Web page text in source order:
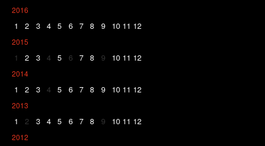
2016
1 2 3 4 5 6 7 8 9 10 11 12
2015
1 2 3 4 5 6 7 8 9 10 11 12
2014
1 2 3 4 5 6 7 8 9 10 11 12
2013
1 2 3 4 5 6 7 8 9 10 11 12
2012